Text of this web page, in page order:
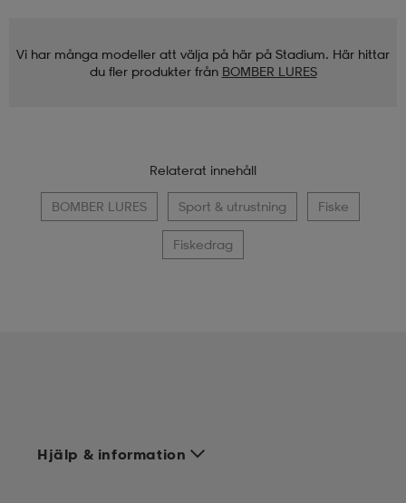
Vi har många modeller att välja på här på Stadium. Här hittar
du fler produkter från BOMBER LURES
Relaterat innehåll
BOMBER LURES Sport & utrustning Fiske
Fiskedrag
Hjälp & information